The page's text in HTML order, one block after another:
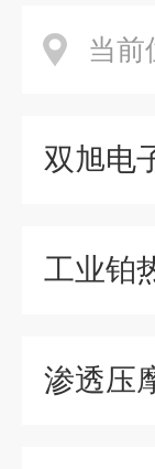
当前
双旭电
工业铂
渗透压